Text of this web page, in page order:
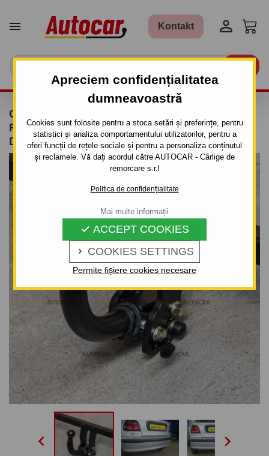
Apreciem confidențialitatea
dumneavoastră
Cookies sunt folosite pentru a stoca setări și preferințe, pentru
statistici și analiza comportamentului utilizatorilor, pentru a
oferi funcții de rețele sociale și pentru a personaliza conținutul
și reclamele. Vă dați acordul către AUTOCAR - Cârlige de
remorcare s.r.l
Politica de confidențialitate
 COOKIES SETTINGS
 ACCEPT COOKIES
Permite fișiere cookies necesare
Mai multe informații
 Kontakt 
CÂRLIG DE REMORCARE PENTRU
RENAULT MEGANE - 5UŞI. - SISTEM
DEMONTABIL AUTOMAT
 